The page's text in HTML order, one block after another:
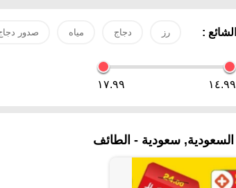
الشائع : رز دجاج مياه صدور
١٤.٩٩ ١٧.٩٩
سعودية - الطائف